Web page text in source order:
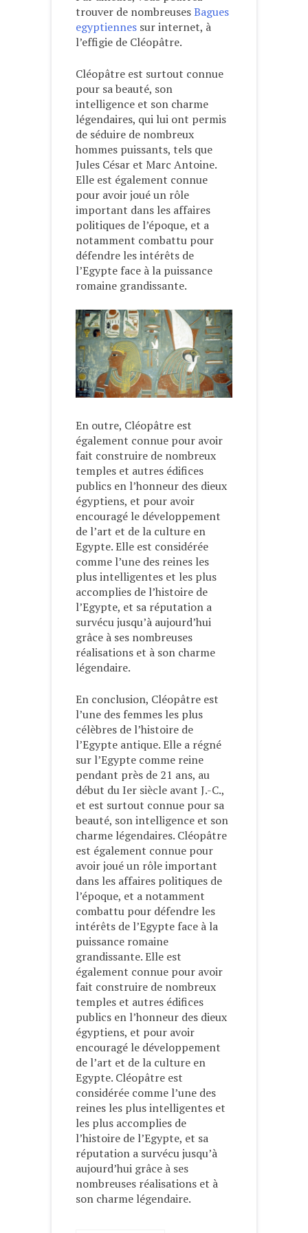
trouver de nombreusesBagues
egyptiennes sur internet, à
l’effigie de Cléopâtre.
Cléopâtre est surtout connue
pour sa beauté, son
intelligence et son charme
légendaires, qui lui ont permis
de séduire de nombreux
hommes puissants, tels que
Jules César et Marc Antoine.
Elle est également connue
pour avoir joué un rôle
important dans les affaires
politiques de l’époque, et a
notamment combattu pour
défendre les intérêts de
l’Egypte face à la puissance
romaine grandissante.
En outre, Cléopâtre est
également connue pour avoir
fait construire de nombreux
temples et autres édifices
publics en l’honneur des dieux
égyptiens, et pour avoir
encouragé le développement
de l’art et de la culture en
Egypte. Elle est considérée
comme l’une des reines les
plus intelligentes et les plus
accomplies de l’histoire de
l’Egypte, et sa réputation a
survécu jusqu’à aujourd’hui
grâce à ses nombreuses
réalisations et à son charme
légendaire.
En conclusion, Cléopâtre est
l’une des femmes les plus
célèbres de l’histoire de
l’Egypte antique. Elle a régné
sur l’Egypte comme reine
pendant près de 21 ans, au
début du Ier siècle avant J.-C.,
et est surtout connue pour sa
beauté, son intelligence et son
charme légendaires. Cléopâtre
est également connue pour
avoir joué un rôle important
dans les affaires politiques de
l’époque, et a notamment
combattu pour défendre les
intérêts de l’Egypte face à la
puissance romaine
grandissante. Elle est
également connue pour avoir
fait construire de nombreux
temples et autres édifices
publics en l’honneur des dieux
égyptiens, et pour avoir
encouragé le développement
de l’art et de la culture en
Egypte. Cléopâtre est
considérée comme l’une des
reines les plus intelligentes et
les plus accomplies de
l’histoire de l’Egypte, et sa
réputation a survécu jusqu’à
aujourd’hui grâce à ses
nombreuses réalisations et à
son charme légendaire.